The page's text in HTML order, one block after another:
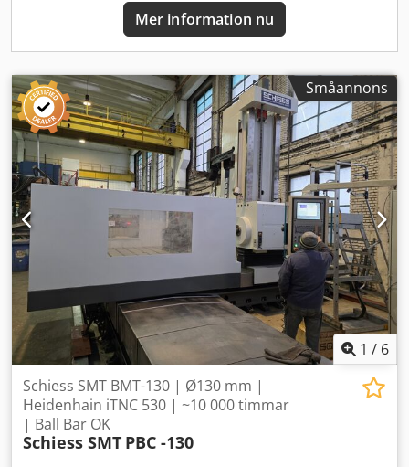
BORRHUVUD: • Borrspindel, diameter: 132 mm •
Spindeltapp: ISO 50 Dsdpferwx U Iex Aipswa •
ROTERANDE BORD: • Bordstorlek: 1 750 × 2 000 mm •
Indexering: 360 000 × 0,001° • Indexeringsnoggrannhet: 6
bågsekunder • Max. hydrostatisk belastning: 25 000 kg
RÖRELSEOMFÅNG: • X (tvärslid): 2 500 mm • Y (huvudstock):
1 600 mm • Z (spindel): 800 mm • W (kolumn, längsgående):
1 100 mm MATNINGAR: • X/Y/Z arbetsmatning: 2–10 000
mm/min • W arbetsmatning: 2–6 000 mm/min • B-
axelmatning: 0,025–3 rpm • Kulkruv på samtliga linjära
axlar CNC-STYRNING: Fanuc 31i-A Notera: Nya
teleskopskydd för X-axeln krävs (pris justerat därefter).
Maskinen är i drift – inspektion välkomnas när som helst.
Tillverkad av REM Bacau – Rumänien. Export över hela
världen. Kontakta oss för kompletta specifikationer och
prisuppgifter.
Mer information nu
Småannons
1 / 6
Schiess SMT BMT-130 | Ø130 mm |
Heidenhain iTNC 530 | ~10 000 timmar
| Ball Bar OK
Schiess SMT PBC -130